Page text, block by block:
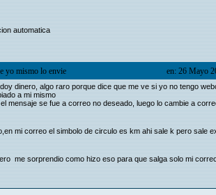
automatica
yo mismo lo envie en: 26 Mayo
dinero, algo raro porque dice que me ve si yo no tengo
a mi mismo
mensaje se fue a correo no deseado, luego lo cambie a
mi correo el simbolo de circulo es km ahi sale k pero sale
me sorprendio como hizo eso para que salga solo mi